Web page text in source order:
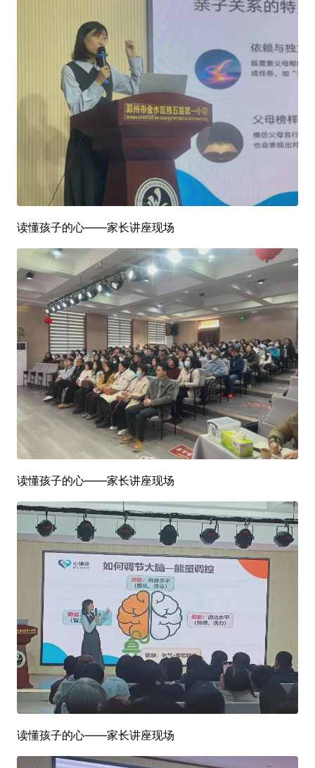
读懂孩子的心——家长讲座现场
读懂孩子的心——家长讲座现场
读懂孩子的心——家长讲座现场